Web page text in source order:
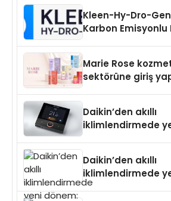
Kleen-Hy-Dro-Gen
Karbon Emisyonlu
Aldı
Marie Rose
sektörüne giriş
Daikin’den akıllı
iklimlendirmede
Daikin’den akıllı
iklimlendirmede
dönem: Madoka